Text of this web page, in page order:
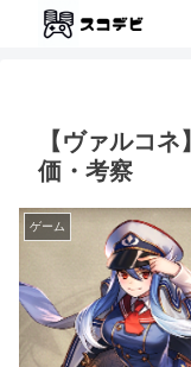
【ヴァルコ
価・考察
ゲーム